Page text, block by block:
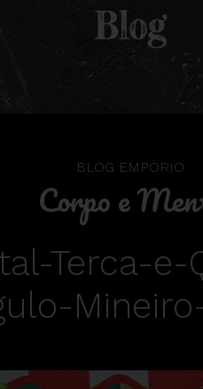
Blog
BLOG EMPÓRIO
Corpo e
Terca-